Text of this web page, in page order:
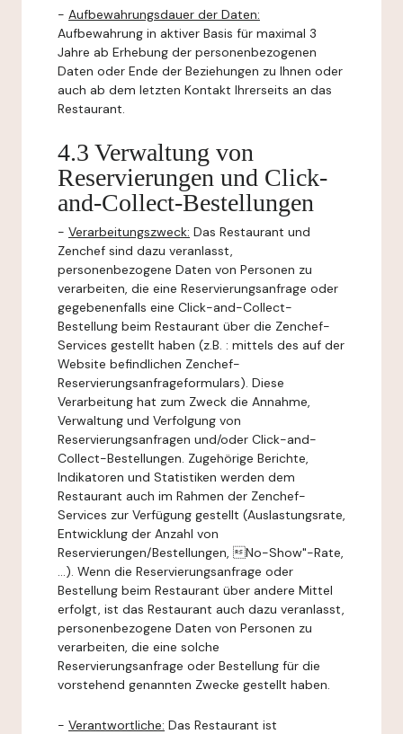
- Aufbewahrungsdauer der Daten:
Aufbewahrung in aktiver Basis für maximal 3
Jahre ab Erhebung der personenbezogenen
Daten oder Ende der Beziehungen zu Ihnen oder
auch ab dem letzten Kontakt Ihrerseits an das
Restaurant.
4.3 Verwaltung von
Reservierungen und Click-
and-Collect-Bestellungen
- Verarbeitungszweck: Das Restaurant und
Zenchef sind dazu veranlasst,
personenbezogene Daten von Personen zu
verarbeiten, die eine Reservierungsanfrage oder
gegebenenfalls eine Click-and-Collect-
Bestellung beim Restaurant über die Zenchef-
Services gestellt haben (z.B. : mittels des auf der
Website befindlichen Zenchef-
Reservierungsanfrageformulars). Diese
Verarbeitung hat zum Zweck die Annahme,
Verwaltung und Verfolgung von
Reservierungsanfragen und/oder Click-and-
Collect-Bestellungen. Zugehörige Berichte,
Indikatoren und Statistiken werden dem
Restaurant auch im Rahmen der Zenchef-
Services zur Verfügung gestellt (Auslastungsrate,
Entwicklung der Anzahl von
Reservierungen/Bestellungen, No-Show"-Rate,
...). Wenn die Reservierungsanfrage oder
Bestellung beim Restaurant über andere Mittel
erfolgt, ist das Restaurant auch dazu veranlasst,
personenbezogene Daten von Personen zu
verarbeiten, die eine solche
Reservierungsanfrage oder Bestellung für die
vorstehend genannten Zwecke gestellt haben.
- Verantwortliche: Das Restaurant ist